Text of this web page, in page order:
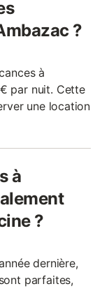
?
à
par nuit. Cette
une location
à
?
dernière,
parfaites,